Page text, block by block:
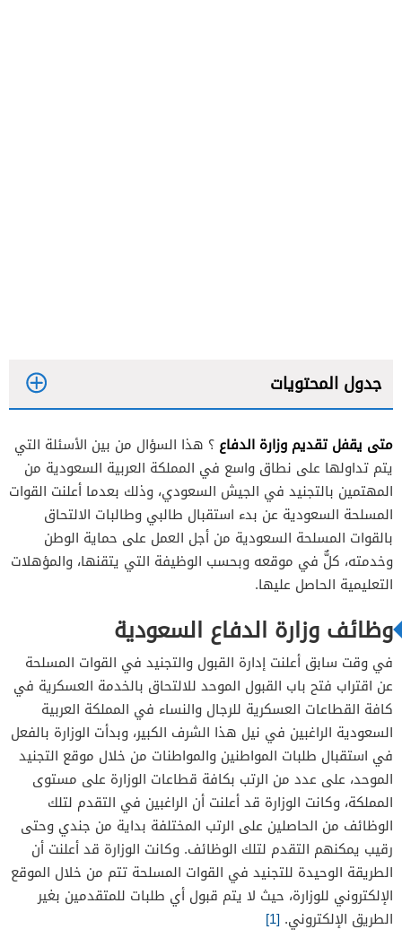
جدول المحتويات
متى يقفل تقديم وزارة الدفاع ؟ هذا السؤال من بين الأسئلة التي
يتم تداولها على نطاق واسع في المملكة العربية السعودية من
المهتمين بالتجنيد في الجيش السعودي، وذلك بعدما أعلنت القوات
المسلحة السعودية عن بدء استقبال طالبي وطالبات الالتحاق
بالقوات المسلحة السعودية من أجل العمل على حماية الوطن
وخدمته، كلٌّ في موقعه وبحسب الوظيفة التي يتقنها، والمؤهلات
التعليمية الحاصل عليها.
وظائف وزارة الدفاع السعودية
في وقت سابق أعلنت إدارة القبول والتجنيد في القوات المسلحة
عن اقتراب فتح باب القبول الموحد للالتحاق بالخدمة العسكرية في
كافة القطاعات العسكرية للرجال والنساء في المملكة العربية
السعودية الراغبين في نيل هذا الشرف الكبير، وبدأت الوزارة بالفعل
في استقبال طلبات المواطنين والمواطنات من خلال موقع التجنيد
الموحد، على عدد من الرتب بكافة قطاعات الوزارة على مستوى
المملكة، وكانت الوزارة قد أعلنت أن الراغبين في التقدم لتلك
الوظائف من الحاصلين على الرتب المختلفة بداية من جندي وحتى
رقيب يمكنهم التقدم لتلك الوظائف. وكانت الوزارة قد أعلنت أن
الطريقة الوحيدة للتجنيد في القوات المسلحة تتم من خلال الموقع
الإلكتروني للوزارة، حيث لا يتم قبول أي طلبات للمتقدمين بغير
الطريق الإلكتروني. [1]